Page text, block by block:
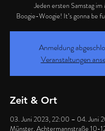
Jeden ersten Samstag
Boogie-Woogie! It’s gonna be
Anmeldung
Veranstaltungen
Zeit & Ort
03. Juni 2023, 22:00 – 04. Juni
Münster, Achtermannstraße 10-